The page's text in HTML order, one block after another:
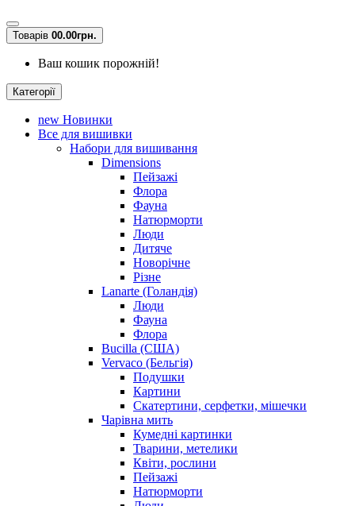
Товарів 00.00грн.
Ваш кошик порожній!
Категорії
new Новинки
Все для вишивки
Набори для вишивання
Dimensions
Пейзажі
Флора
Фауна
Натюрморти
Люди
Дитяче
Новорічне
Різне
Lanarte (Голандія)
Люди
Фауна
Флора
Bucilla (США)
Vervaco (Бельгія)
Подушки
Картини
Скатертини, серфетки, мішечки
Чарiвна мить
Кумедні картинки
Тварини, метелики
Квіти, рослини
Пейзажі
Натюрморти